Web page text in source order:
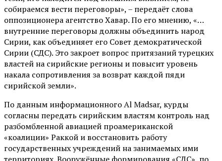
собираемся вести переговоры», – передаёт слова
оппозиционера агентство Хавар. По его мнению, «…
внутренние переговоры должны объединить народ
Сирии, как объединяет его Совет демократической
Сирии (СДС). Это закроет вопрос притязаний турецких
властей на сирийские регионы и повысит уровень
накала сопротивления за возврат каждой пяди
сирийской земли».
По данным информационного Al Madsar, курды
согласны передать сирийским властям контроль над
разбомбленной авиацией проамериканской
«коалиции» Раккой и восстановить работу
государственных учреждений на занимаемых ими